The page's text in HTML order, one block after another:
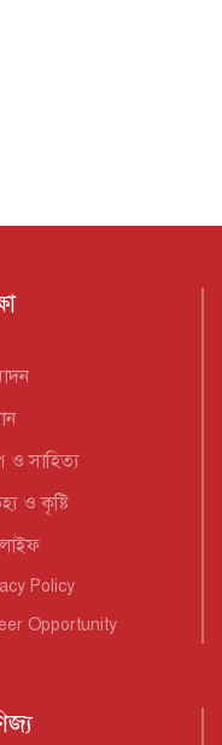
ও সাহিত্য
ও কৃষ্টি
Policy
Opportunity